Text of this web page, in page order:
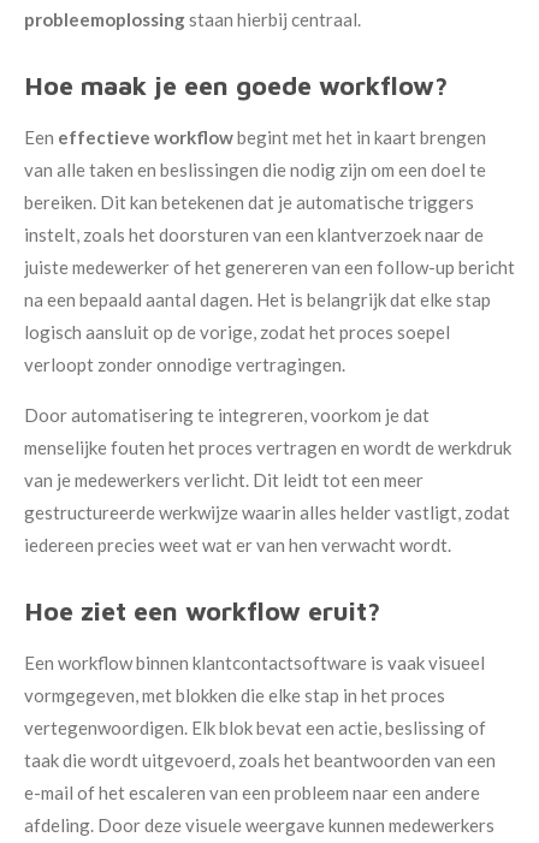
probleemoplossingstaan hierbij centraal.
Hoe maak je een goede workflow?
Een effectieve workflowbegint met het in kaart brengen
van alle taken en beslissingen die nodig zijn om een doel te
bereiken. Dit kan betekenen dat je automatische triggers
instelt, zoals het doorsturen van een klantverzoek naar de
juiste medewerker of het genereren van een follow-up bericht
na een bepaald aantal dagen. Het is belangrijk dat elke stap
logisch aansluit op de vorige, zodat het proces soepel
verloopt zonder onnodige vertragingen.
Door automatisering te integreren, voorkom je dat
menselijke fouten het proces vertragen en wordt de werkdruk
van je medewerkers verlicht. Dit leidt tot een meer
gestructureerde werkwijze waarin alles helder vastligt, zodat
iedereen precies weet wat er van hen verwacht wordt.
Hoe ziet een workflow eruit?
Een workflow binnen klantcontactsoftware is vaak visueel
vormgegeven, met blokken die elke stap in het proces
vertegenwoordigen. Elk blok bevat een actie, beslissing of
taak die wordt uitgevoerd, zoals het beantwoorden van een
e-mail of het escaleren van een probleem naar een andere
afdeling. Door deze visuele weergave kunnen medewerkers